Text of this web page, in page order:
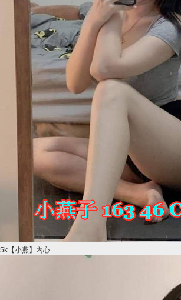
5k【小燕】內心 ...